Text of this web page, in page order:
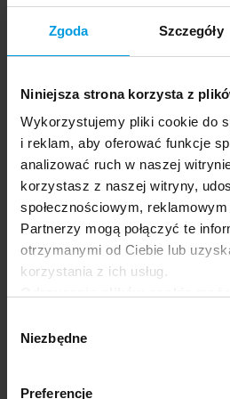
Zgoda Szczegóły
Niniejsza strona korzysta z
Wykorzystujemy pliki cookie do
i reklam, aby oferować funkcje
analizować ruch w naszej
korzystasz z naszej witryny,
społecznościowym,
Partnerzy mogą połączyć te
otrzymanymi od Ciebie lub
korzystania z ich usług.
oferowanych na naszej stronie,
zgody
Niezbędne
Preferencje
Olimpijczyków we
Dlaczego
Miasto
i otwartości, w którym
perspektywy nauki, kultury
o wyzwaniach